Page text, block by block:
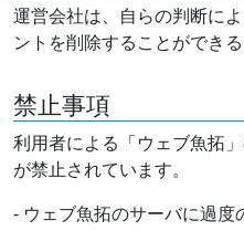
運営会社は、自らの判断に
ントを削除することができる
禁止事項
利用者による「ウェブ魚拓
が禁止されています。
- ウェブ魚拓のサーバに過度